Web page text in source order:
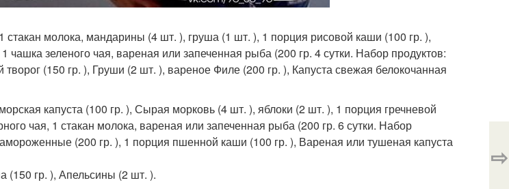
стакан молока, мандарины (4 шт. ), груша (1 шт. ), 1 порция рисовой каши (100 гр. ),
чашка зеленого чая, вареная или запеченная рыба (200 гр. 4 сутки. Набор продуктов:
(150 гр. ), Груши (2 шт. ), вареное Филе (200 гр. ), Капуста свежая белокочанная
капуста (100 гр. ), Сырая морковь (4 шт. ), яблоки (2 шт. ), 1 порция гречневой
чая, 1 стакан молока, вареная или запеченная рыба (200 гр. 6 сутки. Набор
(200 гр. ), 1 порция пшенной каши (100 гр. ), Вареная или тушеная капуста
(150 гр. ), Апельсины (2 шт. ).
⇨